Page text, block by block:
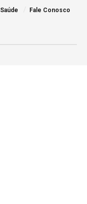
Saúde Fale Conosco